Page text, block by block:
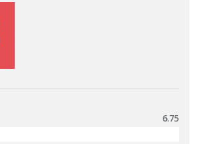
6.75